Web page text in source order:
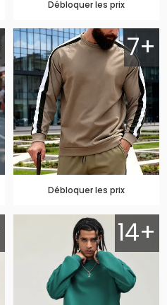
Débloquer les prix
7+
Débloquer les prix
14+